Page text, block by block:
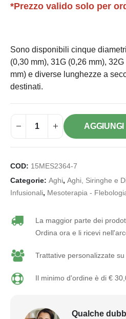
*Prezzo valido solo per
Sono disponibili cinque
(0,30 mm), 31G (0,26 mm),
mm) e diverse lunghezze a
destinati.
COD: 15MES2364-7
Categorie: Aghi, Aghi, Siringhe e
Infusionali, Mesoterapia -
La maggior parte dei
Ordina ora e li ricevi
Trattative personalizzate su
Il minimo d'ordine è di €
Qualche